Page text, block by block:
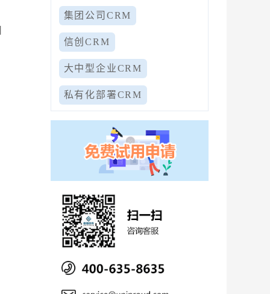
集团公司CRM
信创CRM
大中型企业CRM
私有化部署CRM